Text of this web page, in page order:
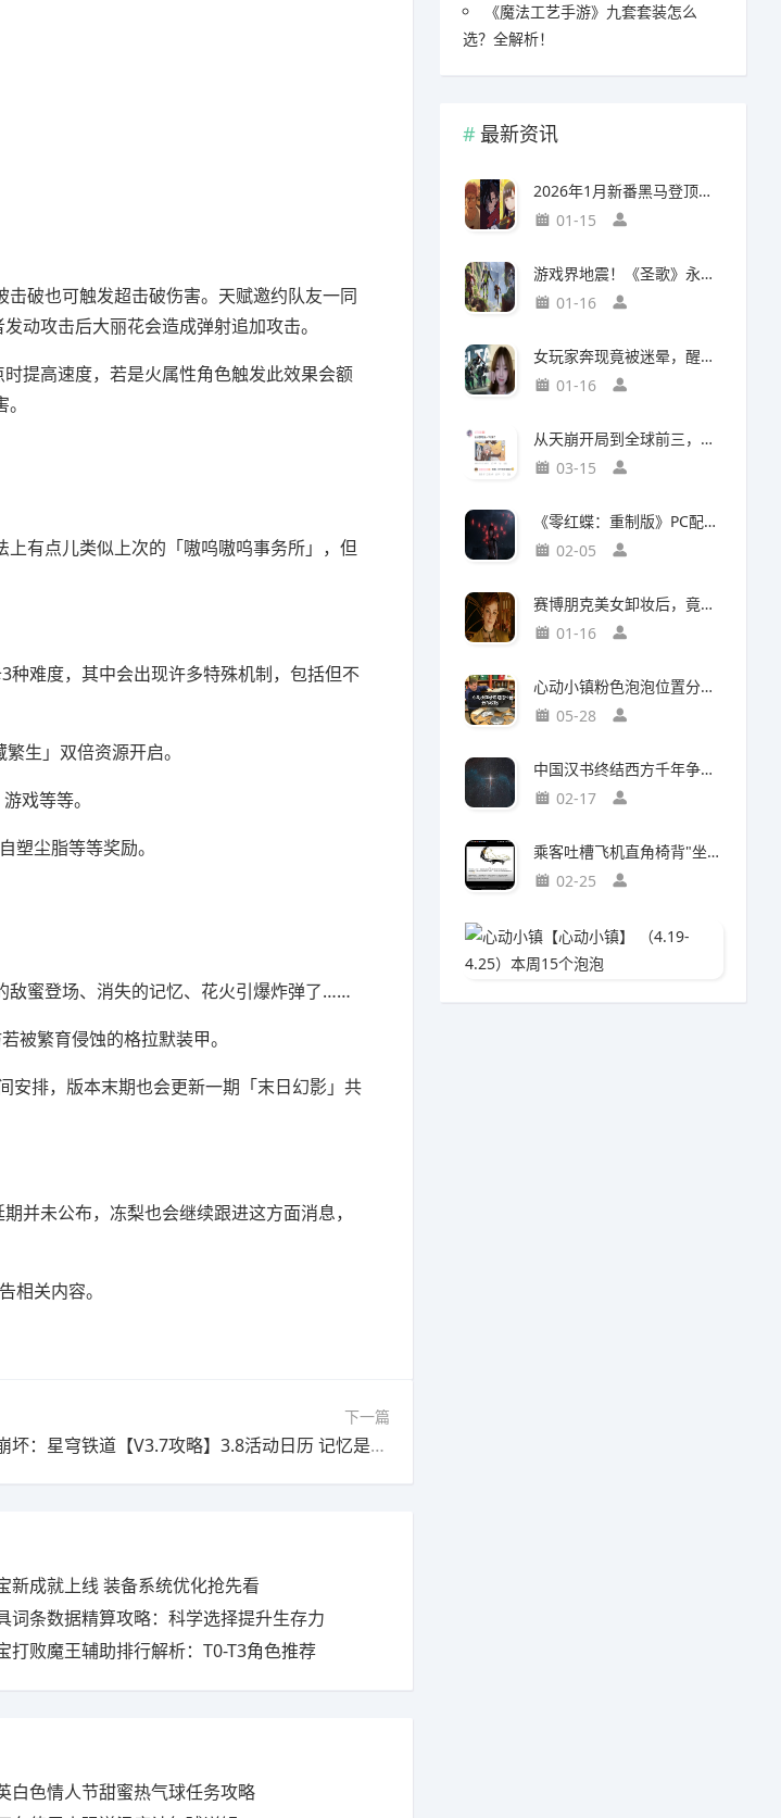
破也可触发超击破伤害。天赋邀约队友一同
动攻击后大丽花会造成弹射追加攻击。
提高速度，若是火属性角色触发此效果会额
有点儿类似上次的「嗷呜嗷呜事务所」，但
难度，其中会出现许多特殊机制，包括但不
生」双倍资源开启。
戏等等。
塑尘脂等等奖励。
敌蜜登场、消失的记忆、花火引爆炸弹了……
被繁育侵蚀的格拉默装甲。
安排，版本末期也会更新一期「末日幻影」共
并未公布，冻梨也会继续跟进这方面消息，
相关内容。
下一篇
下一篇：崩坏：星穹铁道【V3.7攻略】3.8活动日历 记忆是梦的开场白
新成就上线 装备系统优化抢先看
词条数据精算攻略：科学选择提升生存力
打败魔王辅助排行解析：T0-T3角色推荐
白色情人节甜蜜热气球任务攻略
《魔法工艺手游》九套套装怎么
选？全解析！
最新资讯
2026年1月新番黑马登顶，竟然力压《咒术回战》拿下第一
01-15
游戏界地震！《圣歌》永久停服，《生化9》海报震撼亮相
01-16
女玩家奔现竟被迷晕，醒来后价值千万的游戏装备不翼而飞
01-16
从天崩开局到全球前三，这还是我认识的“少前2”？
03-15
《零红蝶：重制版》PC配置公开：推荐配置RTX2060 1080p/30帧
02-05
赛博朋克美女卸妆后，竟然比浓妆时更惊艳？
01-16
心动小镇粉色泡泡位置分布攻略
05-28
中国汉书终结西方千年争吵：伯利恒之星是真实存在
02-17
乘客吐槽飞机直角椅背"坐得浑身疼"!航司:座椅设计为飞行安全
02-25